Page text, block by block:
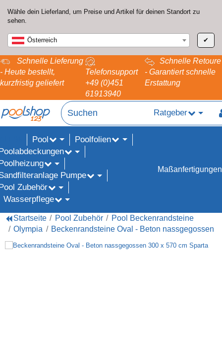
Wähle dein Lieferland, um Preise und Artikel für deinen Standort zu
sehen.
Österreich ✔
Schnelle Lieferung
- Heute bestellt,
kurzfristig geliefert
Telefonsupport
+49 (0)451
61913940
Schnelle Retoure
- Garantiert schnelle
Erstattung
Ratgeber
Pool
Poolfolien
Pumpe
Zubehör
Wasserpflege
Maßanfertigungen
Startseite Pool Zubehör
Pool Beckenrandsteine
Olympia
Beckenrandsteine Oval - Beton nassgegossen